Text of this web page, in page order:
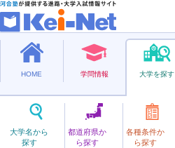
HOME 学問情報 大学を探す
大学名から
探す
都道府県か
ら探す
各種条件か
ら探す
国立
ふくい